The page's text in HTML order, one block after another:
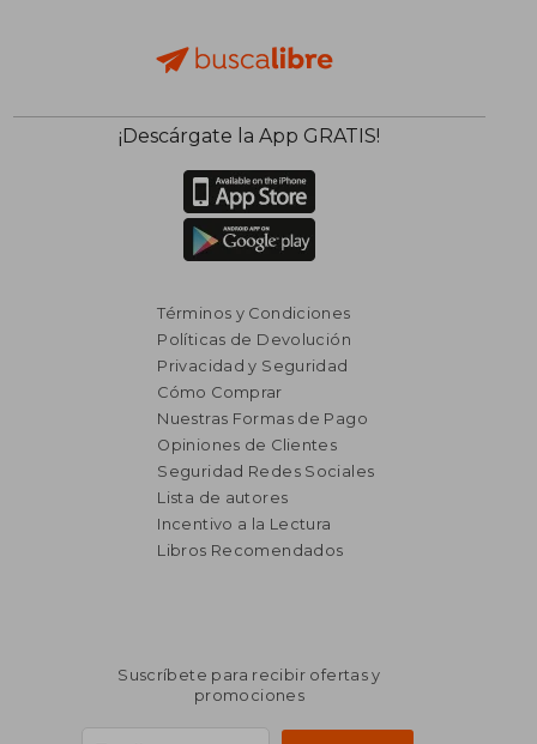
₡ 29.492
¡Descárgate la App GRATIS!
Términos y Condiciones
Políticas de Devolución
Privacidad y Seguridad
Cómo Comprar
Nuestras Formas de Pago
Opiniones de Clientes
Seguridad Redes Sociales
Lista de autores
Incentivo a la Lectura
Libros Recomendados
Suscríbete para recibir ofertas y
promociones